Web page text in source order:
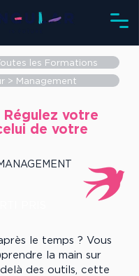
les Formations
> Management
votre
de votre
le temps ? Vous
la main sur
des outils, cette